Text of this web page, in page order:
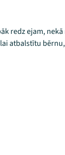
redz ejam, nekā
atbalstītu